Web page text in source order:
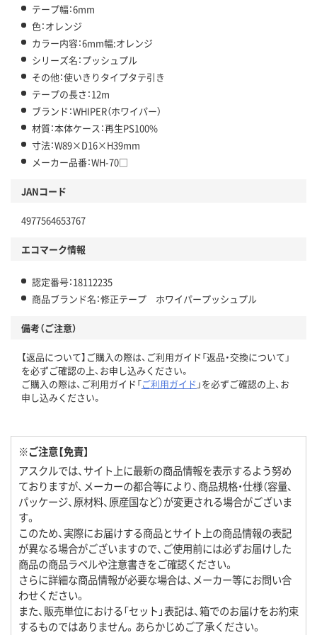
テープ幅：6mm
色：オレンジ
カラー内容：6mm幅:オレンジ
シリーズ名：プッシュプル
その他：使いきりタイプタテ引き
テープの長さ：12m
ブランド：WHIPER（ホワイパー）
材質：本体ケース：再生PS100%
寸法：W89×D16×H39mm
メーカー品番：WH-70□
JANコード
4977564653767
エコマーク情報
認定番号：18112235
商品ブランド名：修正テープ ホワイパープッシュプル
備考（ご注意）
【返品について】ご購入の際は、ご利用ガイド「返品・交換について」
を必ずご確認の上、お申し込みください。
ご購入の際は、ご利用ガイド「ご利用ガイド 」を必ずご確認の上、お
申し込みください。
※ご注意【免責】
アスクルでは、サイト上に最新の商品情報を表示するよう努め
ておりますが、メーカーの都合等により、商品規格・仕様（容量、
パッケージ、原材料、原産国など）が変更される場合がございま
す。
このため、実際にお届けする商品とサイト上の商品情報の表記
が異なる場合がございますので、ご使用前には必ずお届けした
商品の商品ラベルや注意書きをご確認ください。
さらに詳細な商品情報が必要な場合は、メーカー等にお問い合
わせください。
また、販売単位における「セット」表記は、箱でのお届けをお約束
するものではありません。あらかじめご了承ください。